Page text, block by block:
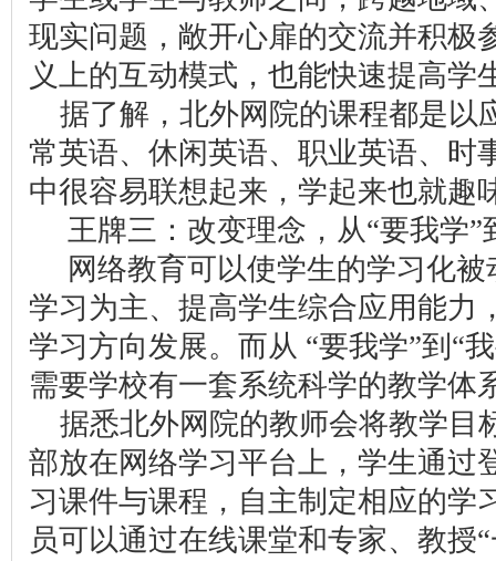
现实问题，敞开心扉的交流并积极
义上的互动模式，也能快速提高学
据了解，北外网院的课程都是以
常英语、休闲英语、职业英语、时
中很容易联想起来，学起来也就趣
王牌三：改变理念，从“要我学”
网络教育可以使学生的学习化
学习为主、提高学生综合应用能力
学习方向发展。而从 “要我学”到“
需要学校有一套系统科学的教学体
据悉北外网院的教师会将教学目
部放在网络学习平台上，学生通过
习课件与课程，自主制定相应的学
员可以通过在线课堂和专家、教授